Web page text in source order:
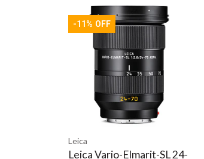
-11% OFF
Leica
Leica Vario-Elmarit-SL 24-